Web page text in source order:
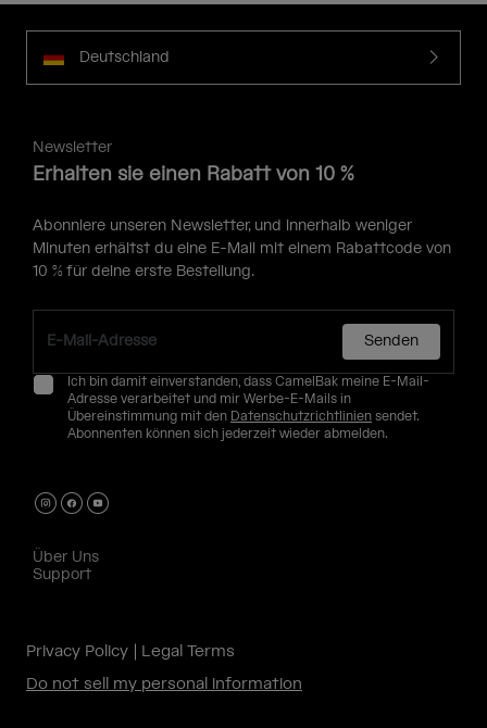
Deutschland
Newsletter
Erhalten sie einen Rabatt von 10 %
Abonniere unseren Newsletter, und innerhalb weniger
Minuten erhältst du eine E-Mail mit einem Rabattcode von
10 % für deine erste Bestellung.
Senden
Ich bin damit einverstanden, dass CamelBak meine E-Mail-
Adresse verarbeitet und mir Werbe-E-Mails in
Übereinstimmung mit den Datenschutzrichtlinien sendet.
Abonnenten können sich jederzeit wieder abmelden.
Über Uns
Support
Privacy Policy
Legal Terms
Do not sell my personal information